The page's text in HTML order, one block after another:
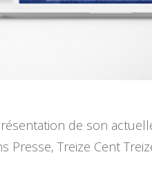
de son
Treize Cent